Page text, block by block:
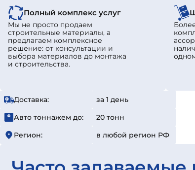
Полный комплекс услуг
Мы не просто продаем
строительные материалы, а
предлагаем комплексное
решение: от консультации и
выбора материалов до монтажа
и строительства.
Доставка:
за 1 день
Авто тоннажем до:
20 тонн
Регион:
в любой регион РФ